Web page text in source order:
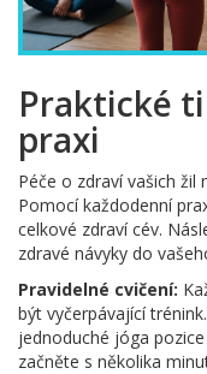
Praktické
praxi
Péče o zdraví vašich
Pomocí každodenní
celkové zdraví cév.
zdravé návyky do
Pravidelné cvičení:
být vyčerpávající
jednoduché jóga
začněte s několika